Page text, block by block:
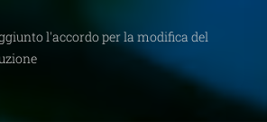
l'accordo per la modifica del